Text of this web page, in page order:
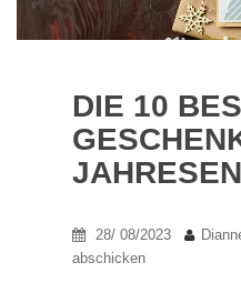
DIE 10
28/ 08/2023
abschicken